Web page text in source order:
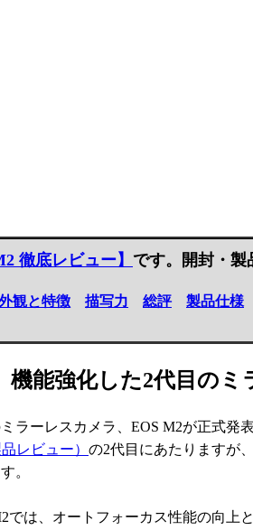
徹底レビュー】 です。開封・製
観と特徴 描写力 総評 製品仕様
機能強化した2代目のミ
ラーレスカメラ、EOS M2が正式発
レビュー） の2代目にあたりますが
。
では、オートフォーカス性能の向上